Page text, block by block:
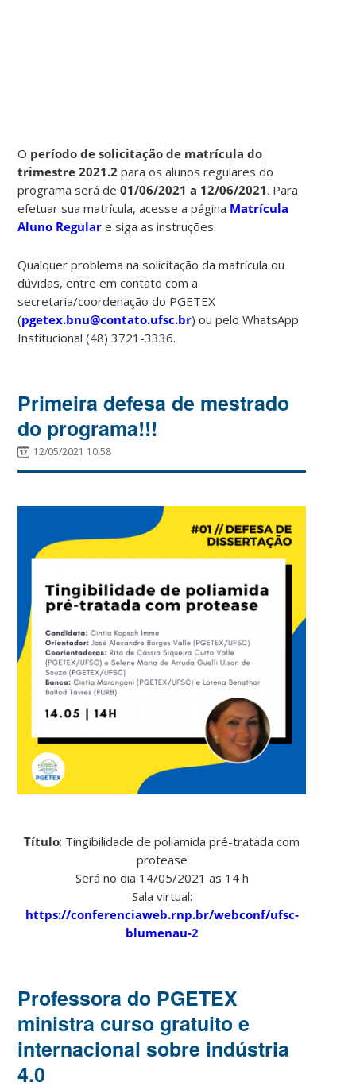
O período de solicitação de matrícula do
trimestre 2021.2 para os alunos regulares do
programa será de01/06/2021 a 12/06/2021. Para
efetuar sua matrícula, acesse a página Matrícula
Aluno Regular e siga as instruções.
Qualquer problema na solicitação da matrícula ou
dúvidas, entre em contato com a
secretaria/coordenação do PGETEX
(pgetex.bnu@contato.ufsc.br) ou pelo WhatsApp
Institucional (48) 3721-3336.
Primeira defesa de mestrado
do programa!!!
12/05/2021 10:58
Título: Tingibilidade de poliamida pré-tratada com
protease
Será no dia 14/05/2021 as 14 h
Sala virtual:
https://conferenciaweb.rnp.br/webconf/ufsc-
blumenau-2
Professora do PGETEX
ministra curso gratuito e
internacional sobre indústria
4.0